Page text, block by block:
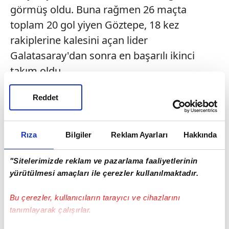
Rıza Bilgiler Reklam Ayarları Hakkında
"Sitelerimizde reklam ve pazarlama faaliyetlerinin
yürütülmesi amaçları ile çerezler kullanılmaktadır.
Bu çerezler, kullanıcıların tarayıcı ve cihazlarını
tanımlayarak çalışırlar.
Reddet
görmüş oldu. Buna rağmen 26 maçta
toplam 20 gol yiyen Göztepe, 18 kez
rakiplerine kalesini açan lider
Galatasaray'dan sonra en başarılı ikinci
takım oldu.
"DAHA DİKKATLİ OLACAĞIZ"
Teknik direktör Stanimir Stoilov ise yenilen
gollerin yaptıkları basit hatalardan
kaynaklandığını söyledi. Savunma
anlamında genel olarak başarılı bir
performans ortaya koyduklarını belirten
Bulgar teknik adam, "Kaybettiğimiz toplar
kalemize gol olarak döndü, daha dikkatli